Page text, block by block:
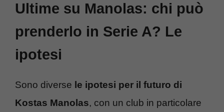
Ultime su Manolas: chi può
prenderlo in Serie A? Le
ipotesi
Sono diverse le ipotesi per il futuro di
Kostas Manolas, con un club in particolare